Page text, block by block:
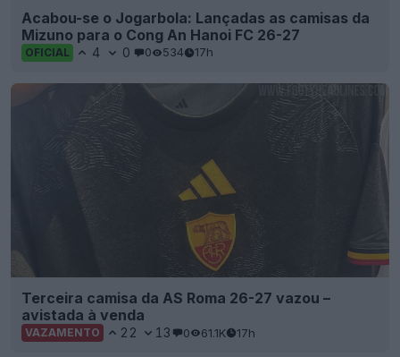
Acabou-se o Jogarbola: Lançadas as camisas da
Mizuno para o Cong An Hanoi FC 26-27
OFICIAL 4 0 0 534 17h
Terceira camisa da AS Roma 26-27 vazou –
avistada à venda
VAZAMENTO 22 13 0 61.1K 17h